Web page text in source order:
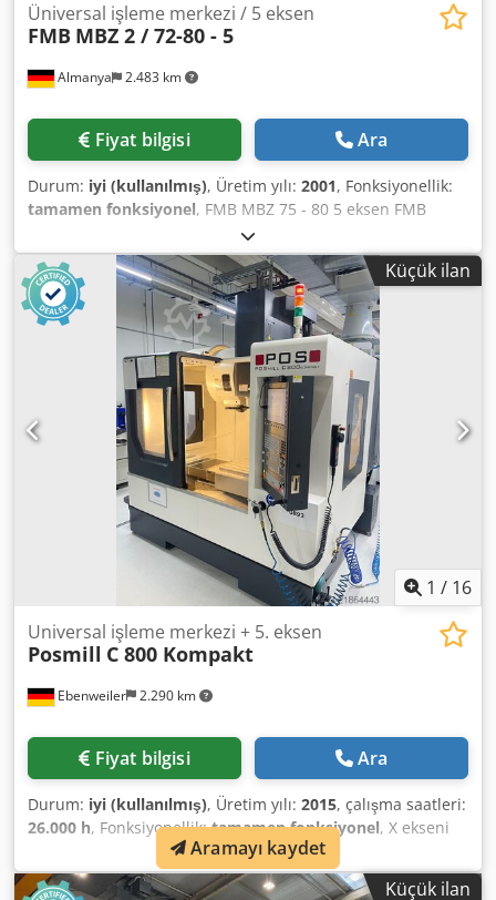
Almanya 2.483 km
Üniversal işleme merkezi / 5 eksen
FMB MBZ 2 / 72-80 - 5
Fiyat bilgisi Ara
Durum: iyi (kullanılmış), Üretim yılı: 2001, Fonksiyonellik:
tamamen fonksiyonel, FMB MBZ 75 - 80 5 eksen FMB
Çoklu İşleme Merkezi, Model MBZ - 2 / 72-80 / 5, Üretim yılı
2001, TFT renkli ekranlı PC kontrolü, X/Y/Z hareket mesafesi
7000/1000/370 mm, Alüminyum için yüksek frekanslı freze
kafası, Maksimum 18.000 dev/dak spindle hızı - 7,5 kW, 12
pozisyonlu otomatik takım değiştirici, HSK 40 tutucu, 2
eksenli NC çatal freze kafası, 8 pnömatik germe elemanı,
Sarkaç işleme imkanı, Program jeneratörü, FMB program
yazılımı, Pnömatik malzeme dayama, Dcodozhuitjpfx Ab
Hok Ölçüm / prob cihazı,
Küçük ilan
1 / 16
Ebenweiler 2.290 km
Universal işleme merkezi + 5. eksen
Posmill C 800 Kompakt
Fiyat bilgisi Ara
Durum: iyi (kullanılmış), Üretim yılı: 2015, çalışma saatleri:
26.000 h, Fonksiyonellik:tamamen fonksiyonel, X ekseni
800 mm, Y ekseni hareket mesafesi:
mm, Z ekseni hareket mesafesi:550 mm, kontrolör modeli:
Küçük ilan
Aramayı kaydet